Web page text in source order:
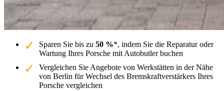
Sparen Sie bis zu 50 %*, indem Sie die Reparatur oder
Wartung Ihres Porsche mit Autobutler buchen
Vergleichen Sie Angebote von Werkstätten in der Nähe
von Berlin für Wechsel des Bremskraftverstärkers Ihres
Porsche vergleichen